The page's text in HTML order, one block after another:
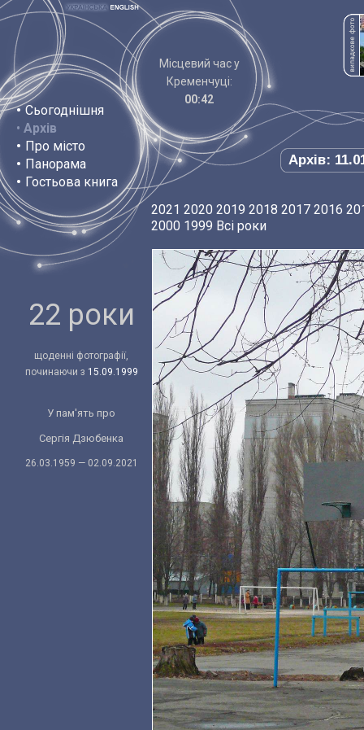
• Сьогоднішня
• Архів
• Про місто
• Панорама
• Гостьова книга
Місцевий час у
Кременчуці:
00:42
Архів:
22 роки
щоденні фотографії,
починаючи з 15.09.1999
У пам'ять про
Сергія Дзюбенка
26.03.1959 — 02.09.2021
2021 2020 2019 2018 2017 2016
2000 1999 Всі роки